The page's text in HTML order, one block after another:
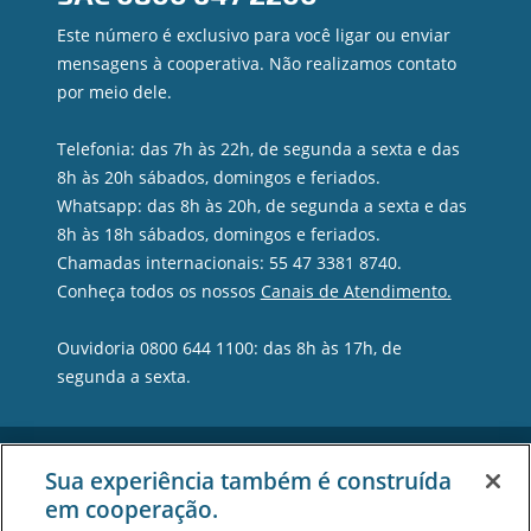
Este número é exclusivo para você ligar ou enviar
mensagens à cooperativa. Não realizamos contato
por meio dele.
Telefonia: das 7h às 22h, de segunda a sexta e das
8h às 20h sábados, domingos e feriados.
Whatsapp: das 8h às 20h, de segunda a sexta e das
8h às 18h sábados, domingos e feriados.
Chamadas internacionais: 55 47 3381 8740.
Conheça todos os nossos Canais de Atendimento.
Ouvidoria 0800 644 1100: das 8h às 17h, de
segunda a sexta.
Sua experiência também é construída
em cooperação.